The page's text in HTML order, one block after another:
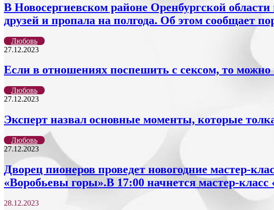
В Новосергиевском районе Оренбургской
друзей и пропала на полгода. Об этом сообщает
Любовь
27.12.2023
Если в отношениях поспешить с сексом, то
Любовь
27.12.2023
Эксперт назвал основные моменты, которые
Любовь
27.12.2023
Дворец пионеров проведет новогодние мастер-
«Воробьевы горы».В 17:00 начнется мастер-
28.12.2023